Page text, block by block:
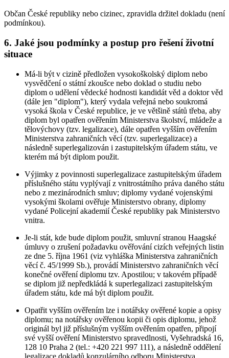
Občan České republiky nebo cizinec, zpravidla držitel dokladu (není
podmínkou).
6. Jaké jsou podmínky a postup pro řešení životní
situace
Má-li být v cizině předložen vysokoškolský diplom nebo
vysvědčení o státní zkoušce nebo doklad o studiu nebo
diplom o udělení vědecké hodnosti kandidát věd a doktor věd
(dále jen "diplom"), který vydala veřejná nebo soukromá
vysoká škola v České republice, je ve většině států třeba, aby
diplom byl opatřen ověřením Ministerstva školství, mládeže a
tělovýchovy (tzv. legalizace), dále opatřen vyšším ověřením
Ministerstva zahraničních věcí (tzv. superlegalizace) a
následně superlegalizován i zastupitelským úřadem státu, ve
kterém má být diplom použit.
Výjimky z povinnosti superlegalizace zastupitelským úřadem
příslušného státu vyplývají z vnitrostátního práva daného státu
nebo z mezinárodních smluv; diplomy vydané vojenskými
vysokými školami ověřuje Ministerstvo obrany, diplomy
vydané Policejní akademií České republiky pak Ministerstvo
vnitra.
Je-li stát, kde bude diplom použit, smluvní stranou Haagské
úmluvy o zrušení požadavku ověřování cizích veřejných listin
ze dne 5. října 1961 (viz vyhláška Ministerstva zahraničních
věcí č. 45/1999 Sb.), provádí Ministerstvo zahraničních věcí
konečné ověření diplomu tzv. Apostilou; v takovém případě
se diplom již nepředkládá k superlegalizaci zastupitelským
úřadem státu, kde má být diplom použit.
Opatřit vyšším ověřením lze i notářsky ověřené kopie a opisy
diplomu; na notářsky ověřenou kopii či opis diplomu, jehož
originál byl již příslušným vyšším ověřením opatřen, připojí
své vyšší ověření Ministerstvo spravedlnosti, Vyšehradská 16,
128 10 Praha 2 (tel.: +420 221 997 111), a následně oddělení
legalizace dokladů konzulárního odboru Ministerstva